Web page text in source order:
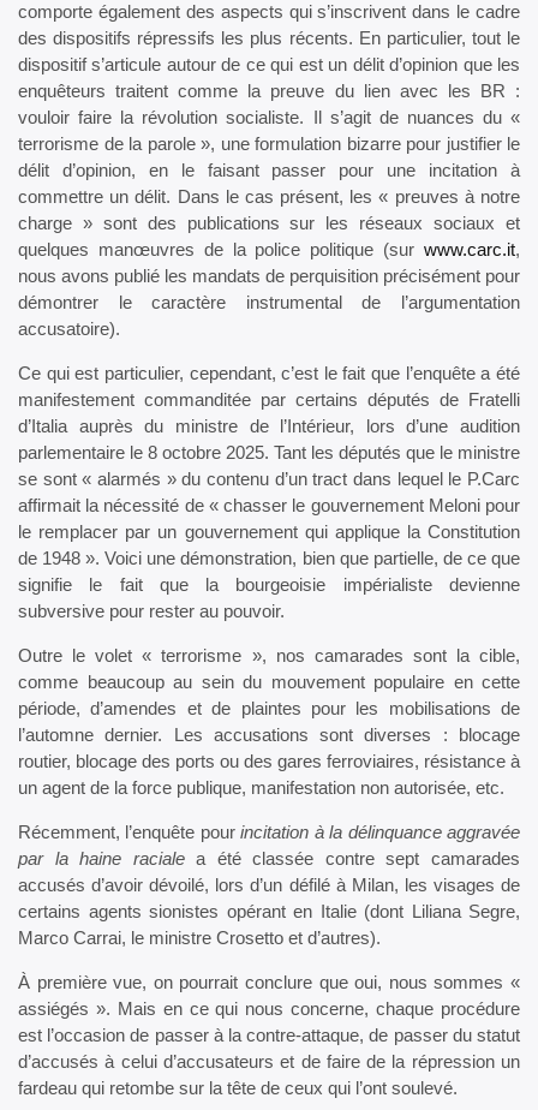
comporte également des aspects qui s’inscrivent dans le cadre
des dispositifs répressifs les plus récents. En particulier, tout le
dispositif s’articule autour de ce qui est un délit d’opinion que les
enquêteurs traitent comme la preuve du lien avec les BR :
vouloir faire la révolution socialiste. Il s’agit de nuances du «
terrorisme de la parole », une formulation bizarre pour justifier le
délit d’opinion, en le faisant passer pour une incitation à
commettre un délit. Dans le cas présent, les « preuves à notre
charge » sont des publications sur les réseaux sociaux et
quelques manœuvres de la police politique (sur www.carc.it,
nous avons publié les mandats de perquisition précisément pour
démontrer le caractère instrumental de l’argumentation
accusatoire).
Ce qui est particulier, cependant, c’est le fait que l’enquête a été
manifestement commanditée par certains députés de Fratelli
d’Italia auprès du ministre de l’Intérieur, lors d’une audition
parlementaire le 8 octobre 2025. Tant les députés que le ministre
se sont « alarmés » du contenu d’un tract dans lequel le P.Carc
affirmait la nécessité de « chasser le gouvernement Meloni pour
le remplacer par un gouvernement qui applique la Constitution
de 1948 ». Voici une démonstration, bien que partielle, de ce que
signifie le fait que la bourgeoisie impérialiste devienne
subversive pour rester au pouvoir.
Outre le volet « terrorisme », nos camarades sont la cible,
comme beaucoup au sein du mouvement populaire en cette
période, d’amendes et de plaintes pour les mobilisations de
l’automne dernier. Les accusations sont diverses : blocage
routier, blocage des ports ou des gares ferroviaires, résistance à
un agent de la force publique, manifestation non autorisée, etc.
Récemment, l’enquête pourincitation à la délinquance aggravée
par la haine racialea été classée contre sept camarades
accusés d’avoir dévoilé, lors d’un défilé à Milan, les visages de
certains agents sionistes opérant en Italie (dont Liliana Segre,
Marco Carrai, le ministre Crosetto et d’autres).
À première vue, on pourrait conclure que oui, nous sommes «
assiégés ». Mais en ce qui nous concerne, chaque procédure
est l’occasion de passer à la contre-attaque, de passer du statut
d’accusés à celui d’accusateurs et de faire de la répression un
fardeau qui retombe sur la tête de ceux qui l’ont soulevé.